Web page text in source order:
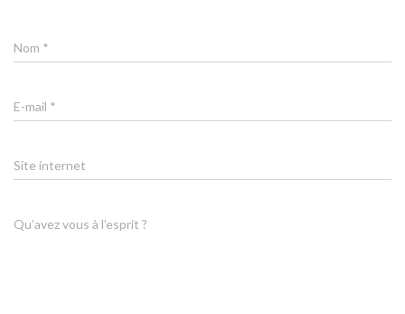
Nom *
E-mail *
Site internet
Qu’avez vous à l’esprit ?